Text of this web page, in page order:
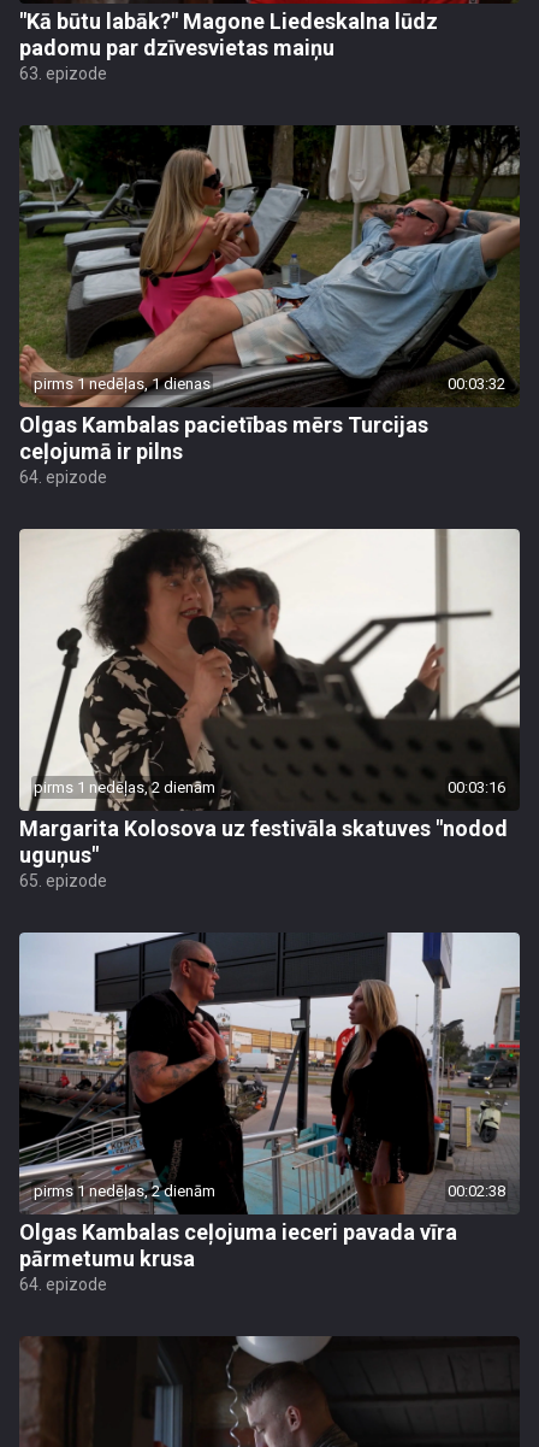
"Kā būtu labāk?" Magone Liedeskalna lūdz
padomu par dzīvesvietas maiņu
63. epizode
pirms 1 nedēļas, 1 dienas 00:03:32
Olgas Kambalas pacietības mērs Turcijas
ceļojumā ir pilns
64. epizode
pirms 1 nedēļas, 2 dienām 00:03:16
Margarita Kolosova uz festivāla skatuves "nodod
uguņus"
65. epizode
pirms 1 nedēļas, 2 dienām 00:02:38
Olgas Kambalas ceļojuma ieceri pavada vīra
pārmetumu krusa
64. epizode